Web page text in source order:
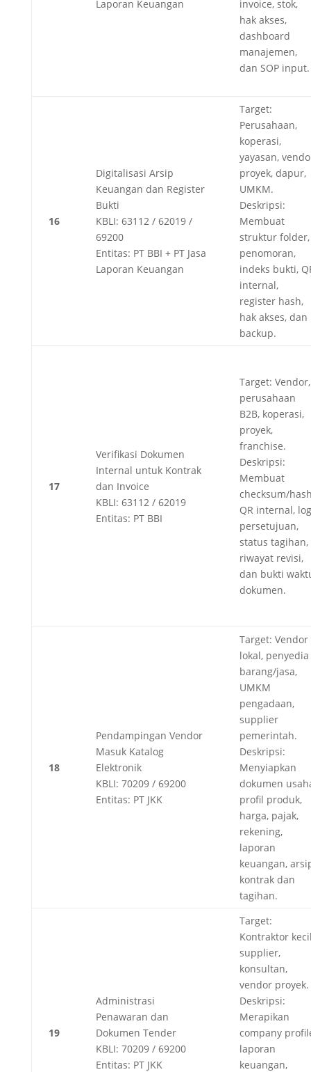
Laporan Keuangan
invoice, stok,
hak akses,
dashboard
manajemen,
dan SOP input.
16
Digitalisasi Arsip
Keuangan dan Register
Bukti
KBLI: 63112 / 62019 /
69200
Entitas: PT BBI + PT Jasa
Laporan Keuangan
Target:
Perusahaan,
koperasi,
yayasan,
proyek, dapur,
UMKM.
Deskripsi:
Membuat
struktur folder,
penomoran,
indeks bukti,
internal,
register hash,
hak akses, dan
backup.
17
Verifikasi Dokumen
Internal untuk Kontrak
dan Invoice
KBLI: 63112 / 62019
Entitas: PT BBI
Target: Vendor,
perusahaan
B2B, koperasi,
proyek,
franchise.
Deskripsi:
Membuat
checksum/
QR internal, log
persetujuan,
status tagihan,
riwayat revisi,
dan bukti
dokumen.
18
Pendampingan Vendor
Masuk Katalog
Elektronik
KBLI: 70209 / 69200
Entitas: PT JKK
Target: Vendor
lokal, penyedia
barang/jasa,
UMKM
pengadaan,
supplier
pemerintah.
Deskripsi:
Menyiapkan
dokumen
profil produk,
harga, pajak,
rekening,
laporan
keuangan,
kontrak dan
tagihan.
19
Administrasi
Penawaran dan
Dokumen Tender
KBLI: 70209 / 69200
Entitas: PT JKK
Target:
Kontraktor
supplier,
konsultan,
vendor proyek.
Deskripsi:
Merapikan
company
laporan
keuangan,